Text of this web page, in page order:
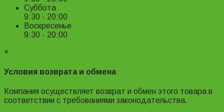
Суббота
9:30 - 20:00
Воскресенье
9:30 - 20:00
×
Условия возврата и обмена
Компания осуществляет возврат и обмен этого товара в
соответствии с требованиями законодательства.